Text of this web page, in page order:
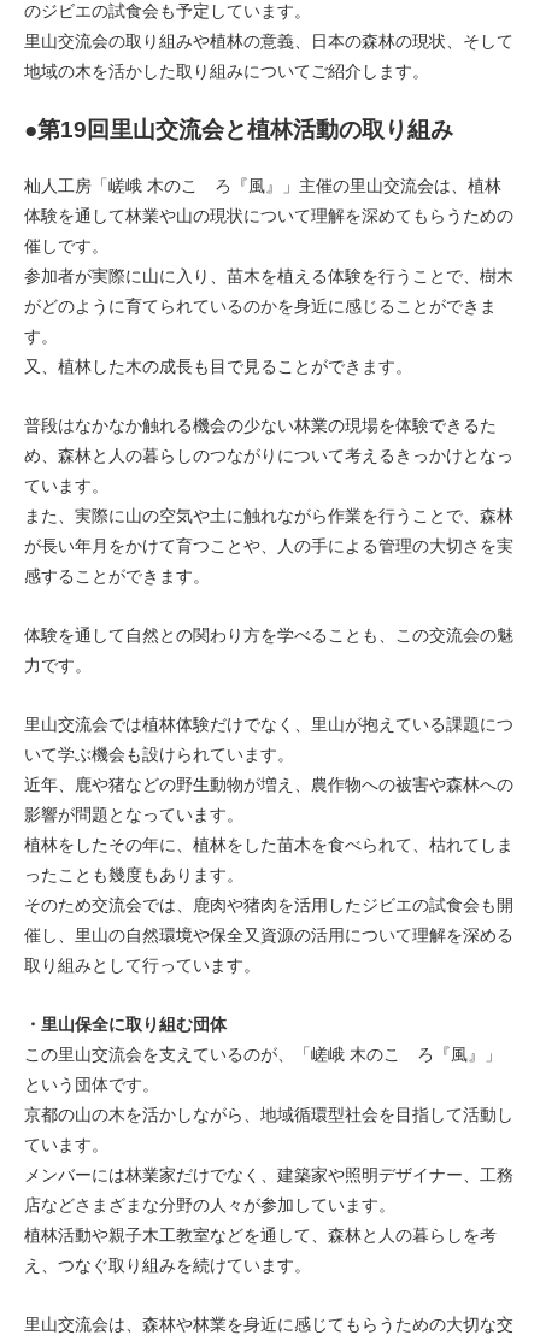
のジビエの試食会も予定しています。
里山交流会の取り組みや植林の意義、日本の森林の現状、そして
地域の木を活かした取り組みについてご紹介します。
●第19回里山交流会と植林活動の取り組み
杣人工房「嵯峨 木のこゝろ『風』」主催の里山交流会は、植林
体験を通して林業や山の現状について理解を深めてもらうための
催しです。
参加者が実際に山に入り、苗木を植える体験を行うことで、樹木
がどのように育てられているのかを身近に感じることができま
す。
又、植林した木の成長も目で見ることができます。
普段はなかなか触れる機会の少ない林業の現場を体験できるた
め、森林と人の暮らしのつながりについて考えるきっかけとなっ
ています。
また、実際に山の空気や土に触れながら作業を行うことで、森林
が長い年月をかけて育つことや、人の手による管理の大切さを実
感することができます。
体験を通して自然との関わり方を学べることも、この交流会の魅
力です。
里山交流会では植林体験だけでなく、里山が抱えている課題につ
いて学ぶ機会も設けられています。
近年、鹿や猪などの野生動物が増え、農作物への被害や森林への
影響が問題となっています。
植林をしたその年に、植林をした苗木を食べられて、枯れてしま
ったことも幾度もあります。
そのため交流会では、鹿肉や猪肉を活用したジビエの試食会も開
催し、里山の自然環境や保全又資源の活用について理解を深める
取り組みとして行っています。
・里山保全に取り組む団体
この里山交流会を支えているのが、「嵯峨 木のこゝろ『風』」
という団体です。
京都の山の木を活かしながら、地域循環型社会を目指して活動し
ています。
メンバーには林業家だけでなく、建築家や照明デザイナー、工務
店などさまざまな分野の人々が参加しています。
植林活動や親子木工教室などを通して、森林と人の暮らしを考
え、つなぐ取り組みを続けています。
里山交流会は、森林や林業を身近に感じてもらうための大切な交